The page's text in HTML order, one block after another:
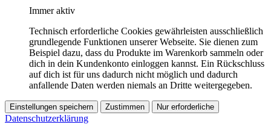
Immer aktiv
Technisch erforderliche Cookies gewährleisten ausschließlich
grundlegende Funktionen unserer Webseite. Sie dienen zum
Beispiel dazu, dass du Produkte im Warenkorb sammeln oder
dich in dein Kundenkonto einloggen kannst. Ein Rückschluss
auf dich ist für uns dadurch nicht möglich und dadurch
anfallende Daten werden niemals an Dritte weitergegeben.
Einstellungen speichern Zustimmen Nur erforderliche
Datenschutzerklärung